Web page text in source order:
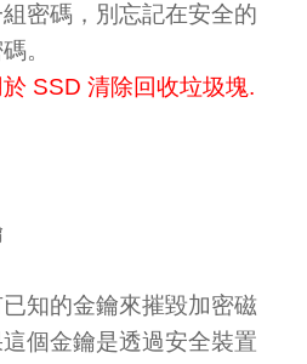
密碼，別忘記在安全的
。
SSD 清除回收垃圾塊.
知的金鑰來摧毀加密磁
個金鑰是透過安全裝置